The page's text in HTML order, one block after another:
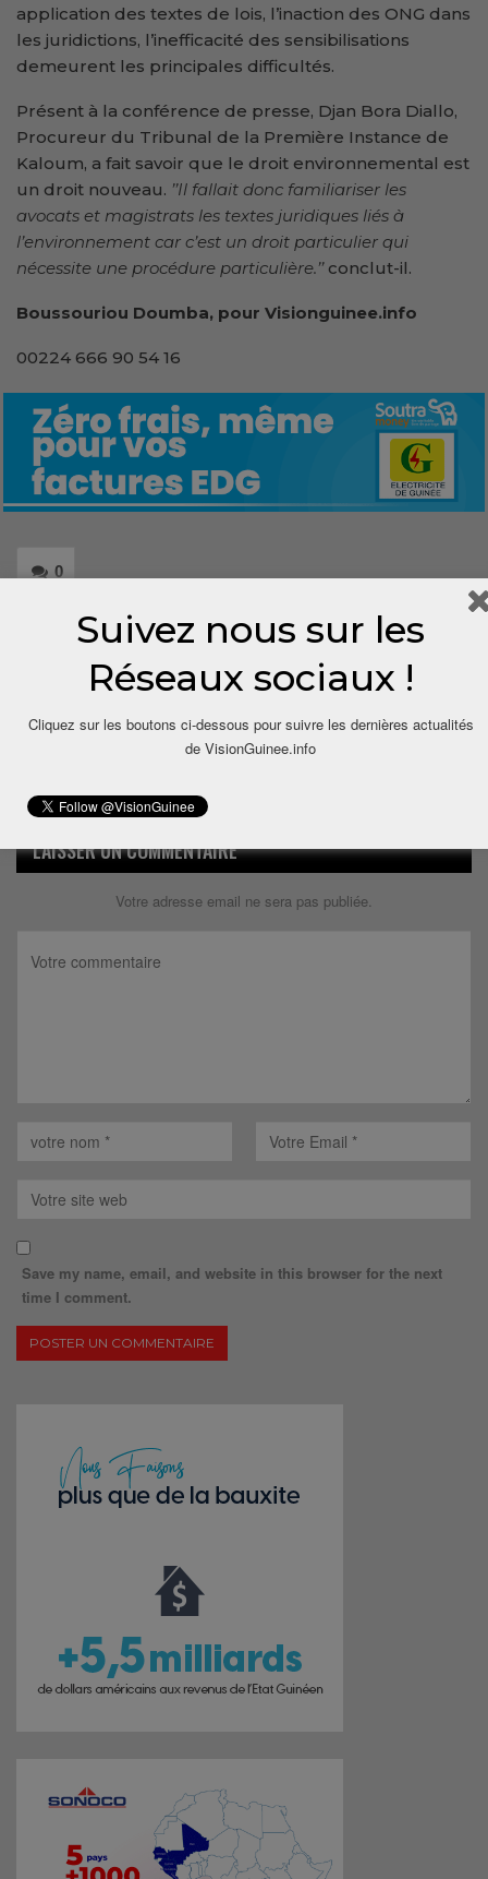
application des textes de lois, l’inaction des ONG dans
les juridictions, l’inefficacité des sensibilisations
demeurent les principales difficultés.
Présent à la conférence de presse, Djan Bora Diallo,
Procureur du Tribunal de la Première Instance de
Kaloum, a fait savoir que le droit environnemental est
un droit nouveau. ’’Il fallait donc familiariser les
avocats et magistrats les textes juridiques liés à
l’environnement car c’est un droit particulier qui
nécessite une procédure particulière.’’conclut-il.
Boussouriou Doumba, pour Visionguinee.info
00224 666 90 54 16
0
Share
LAISSER UN COMMENTAIRE
Votre adresse email ne sera pas publiée.
Save my name, email, and website in this browser for the next
time I comment.
Suivez nous sur les
Réseaux sociaux !
Cliquez sur les boutons ci-dessous pour suivre les dernières actualités
de VisionGuinee.info